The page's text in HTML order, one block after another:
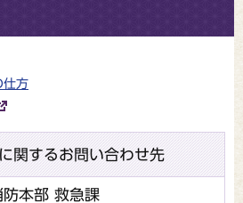
仕方
関するお問い合わせ先
防本部 救急課